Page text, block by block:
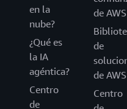
en la
nube?
¿Qué es
la IA
agéntica?
Centro
de
de AWS
de
de AWS
Centro